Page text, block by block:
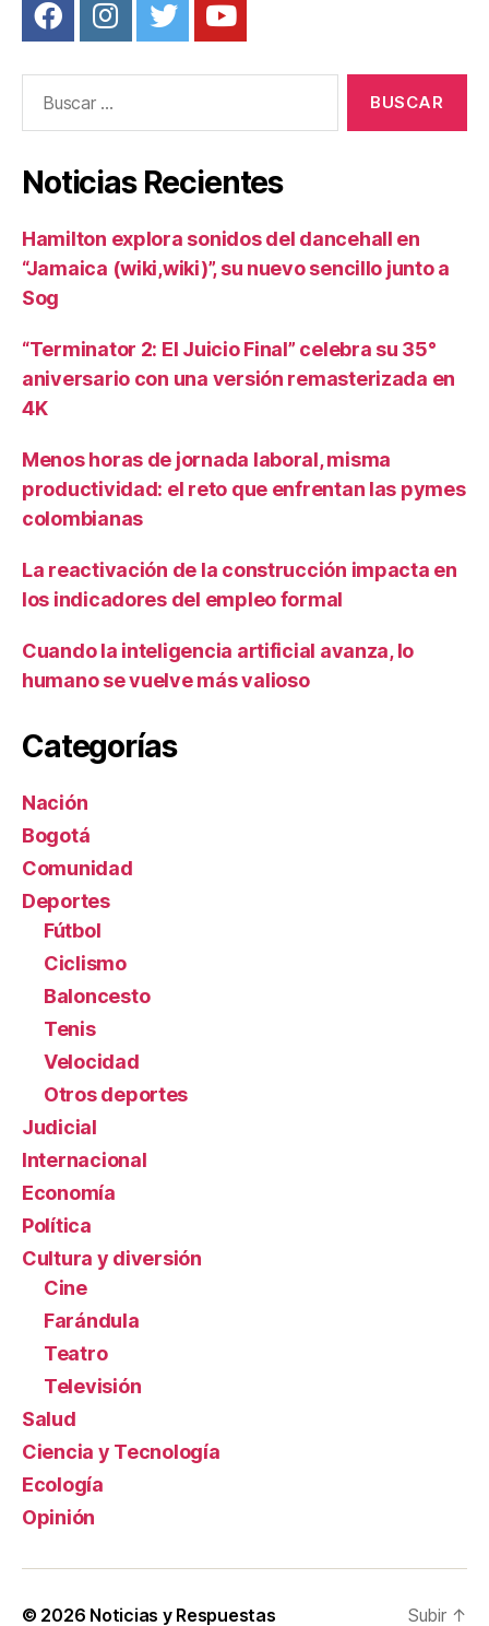
Noticias Recientes
Hamilton explora sonidos del dancehall en
“Jamaica (wiki,wiki)”, su nuevo sencillo junto a
Sog
“Terminator 2: El Juicio Final” celebra su 35°
aniversario con una versión remasterizada en
4K
Menos horas de jornada laboral, misma
productividad: el reto que enfrentan las pymes
colombianas
La reactivación de la construcción impacta en
los indicadores del empleo formal
Cuando la inteligencia artificial avanza, lo
humano se vuelve más valioso
Categorías
Nación
Bogotá
Comunidad
Deportes
Fútbol
Ciclismo
Baloncesto
Tenis
Velocidad
Otros deportes
Judicial
Internacional
Economía
Política
Cultura y diversión
Cine
Farándula
Teatro
Televisión
Salud
Ciencia y Tecnología
Ecología
Opinión
© 2026 Noticias y Respuestas Subir ↑